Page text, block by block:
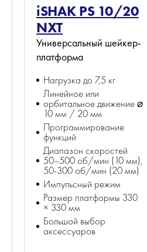
iSHAK PS 10/20
NXT
Универсальный шейкер-
платформа
Нагрузка до 7,5 кг
Линейное или
орбитальное движение ⌀
10 мм / 20 мм
Программирование
функций
Диапазон скоростей
50–500 об/мин (10 мм),
50-300 об/мин (20 мм)
Импульсный режим
Размер платформы 330
× 330 мм
Большой выбор
аксессуаров